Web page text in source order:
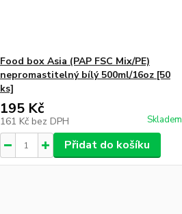
Food box Asia (PAP FSC Mix/PE)
nepromastitelný bílý 500ml/16oz [50
ks]
195 Kč
161 Kč bez DPH Skladem
Přidat do košíku